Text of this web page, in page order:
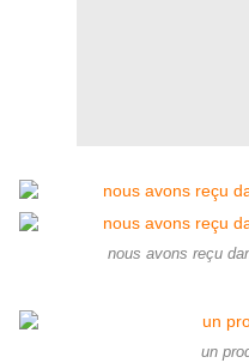
nous avons reçu
un